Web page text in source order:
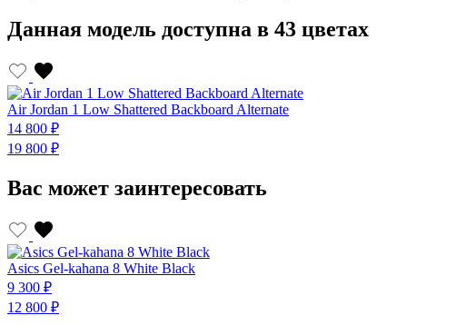
Данная модель доступна в 43 цветах
Air Jordan 1 Low Shattered Backboard Alternate
14 800 ₽
19 800 ₽
Вас может заинтересовать
Asics Gel-kahana 8 White Black
9 300 ₽
12 800 ₽